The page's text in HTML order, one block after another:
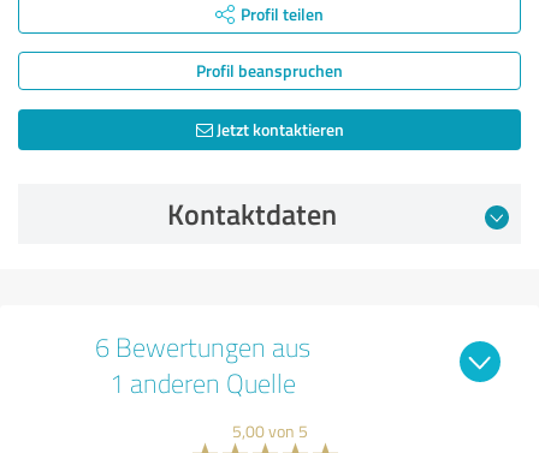
Profil teilen
Profil beanspruchen
Jetzt kontaktieren
Kontaktdaten
6 Bewertungen aus
1 anderen Quelle
5,00 von 5